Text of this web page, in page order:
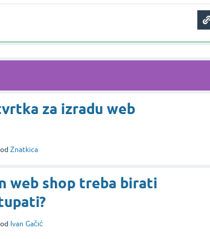
za izradu web
od Znatkica
web shop treba birati
od Ivan Gačić